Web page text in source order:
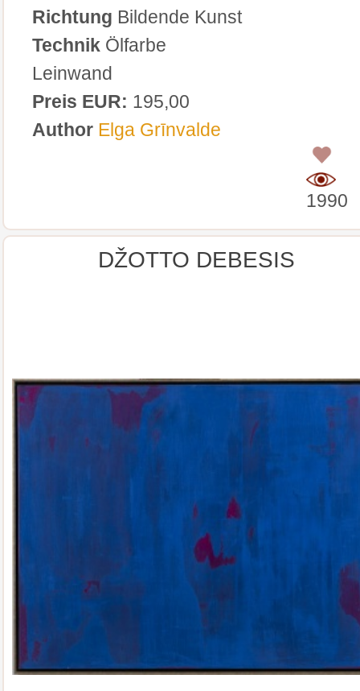
Richtung Bildende Kunst
Technik Ölfarbe
Leinwand
Preis EUR: 195,00
Author Elga Grīnvalde
1990
DŽOTTO DEBESIS